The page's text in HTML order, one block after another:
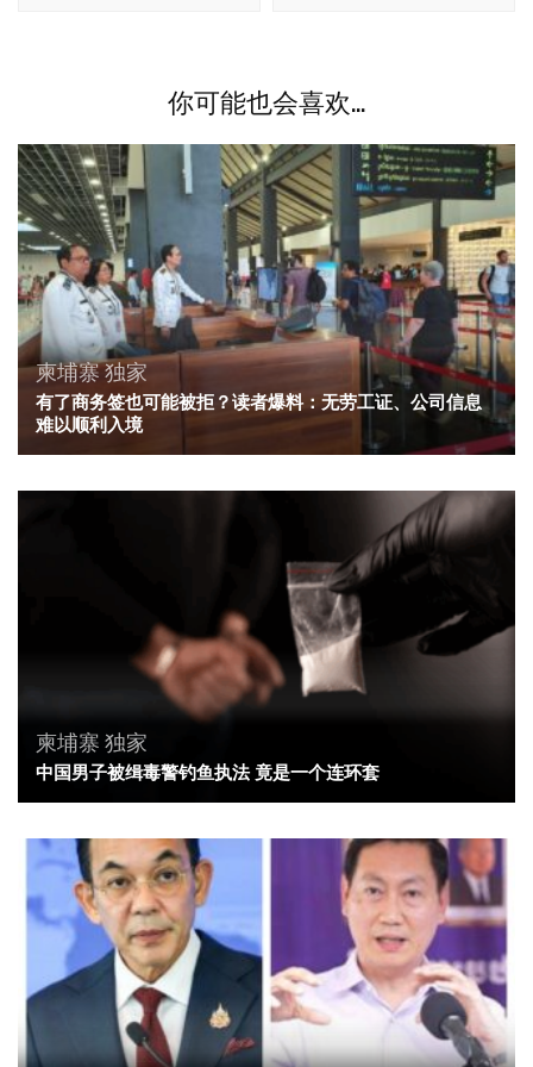
你可能也会喜欢...
柬埔寨独家
有了商务签也可能被拒？读者爆料：无劳工证、公司信息
难以顺利入境
柬埔寨 独家
中国男子被缉毒警钓鱼执法 竟是一个连环套